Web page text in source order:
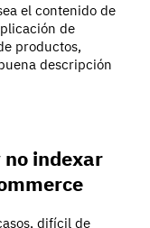
el contenido de
de
productos,
descripción
no indexar
difícil de